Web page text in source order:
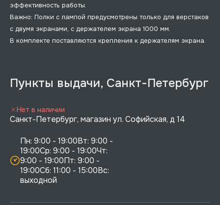
эффективность работы.
Важно: Полки с лампой предусмотрены только для верстаков
с двумя экранами, с держателем экрана 1000 мм.
В комплекте поставляются крепления к держателям экрана.
Пункты выдачи, Санкт-Петербург
Санкт-Петербург, магазин ул. Софийская, д 14
Пн: 9:00 - 19:00Вт: 9:00 -
19:00Ср: 9:00 - 19:00Чт:
9:00 - 19:00Пт: 9:00 -
19:00Сб: 11:00 - 15:00Вс:
выходной
Нет в наличии